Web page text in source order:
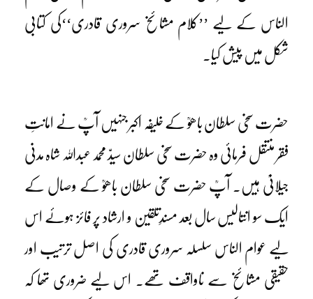
الناس کے لیے ’’کلام مشائخ سروری قادری‘‘کی کتابی
شکل میں پیش کیا۔
حضرت سخی سلطان باھوؒ کے خلیفہ اکبر جنہیں آپؒ نے امانتِ
فقر منتقل فرمائی وہ حضرت سخی سلطان سیدّ محمد عبداللہ شاہ مدنی
جیلانیؒ ہیں۔ آپؒ حضرت سخی سلطان باھوؒ کے وصال کے
ایک سو انتالیس سال بعد مسندِتلقین و ارشاد پر فائز ہوئے اس
لیے عوام الناس سلسلہ سروری قادری کی اصل ترتیب اور
حقیقی مشائخ سے ناواقف تھے۔ اس لیے ضروری تھا کہ